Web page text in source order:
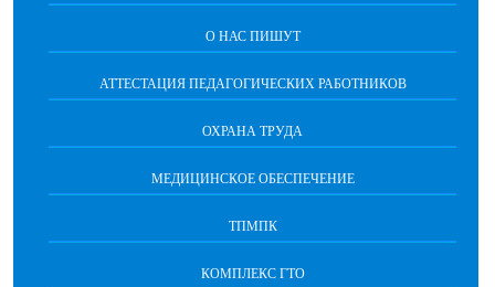
О НАС ПИШУТ
АТТЕСТАЦИЯ ПЕДАГОГИЧЕСКИХ РАБОТНИКОВ
ОХРАНА ТРУДА
МЕДИЦИНСКОЕ ОБЕСПЕЧЕНИЕ
ТПМПК
КОМПЛЕКС ГТО